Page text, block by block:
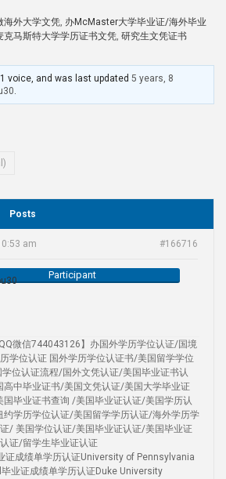
海外大学文凭, 办McMaster大学毕业证/海外毕业
马斯特大学学历证书文凭, 研究生文凭证书
voice, and was last updated5 years, 8
.
Posts
am #166716
Participant
微信744043126】办国外学历学位认证/国境
学位认证 国外学历学位认证书/美国留学学位
位认证流程/国外文凭认证/美国毕业证书认
中毕业证书/美国文凭认证/美国大学毕业证
毕业证书查询 /美国毕业证认证/美国学历认
学历学位认证/美国留学学历认证/海外学历学
/ 美国学位认证/美国毕业证认证/美国毕业证
证/留学生毕业证认证
证成绩单学历认证University of Pennsylvania
业证成绩单学历认证Duke University